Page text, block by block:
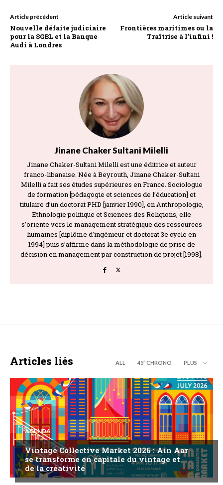
Article précédent
Nouvelle défaite judiciaire
pour la SGBL et la Banque
Audi à Londres
Article suivant
Frontières maritimes ou la
Traîtrise à l’infini !
Jinane Chaker Sultani Milelli
Jinane Chaker-Sultani Milelli est une éditrice et auteur
franco-libanaise. Née à Beyrouth, Jinane Chaker-Sultani
Milelli a fait ses études supérieures en France. Sociologue
de formation [pédagogie et sciences de l’éducation] et
titulaire d’un doctorat PHD [janvier 1990], en Anthropologie,
Ethnologie politique et Sciences des Religions, elle
s’oriente vers le management stratégique des ressources
humaines [diplôme d’ingénieur et doctorat 3e cycle en
1994] puis s’affirme dans la méthodologie de prise de
décision en management par construction de projet [1998].
Articles liés ALL 45’’ CHRONO PLUS
AGENDA
Vintage Collective Market 2026 : Ain Aar
se transforme en capitale du vintage et
de la créativité